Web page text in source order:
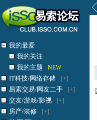
我的最爱
我的关注
我的主题
NEW
IT科技/网络存储 [+]
易索交易/网友二手 [+]
交友/游戏/影视 [+]
房产/装修 [+]